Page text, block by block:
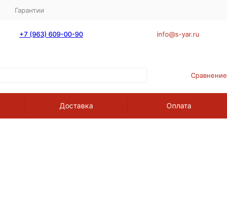
Гарантии
+7 (963) 609-00-90 info@s-yar.ru
Сравнение
Доставка Оплата